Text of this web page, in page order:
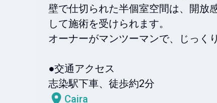
壁で仕切られた半個室空間は、開放
して施術を受けられます。
オーナーがマンツーマンで、じっく
●交通アクセス
志染駅下車、徒歩約2分
Caira